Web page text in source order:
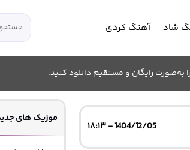
شاد آهنگ کردی
به‌صورت رایگان و مستقیم دانلود کنید.
1404/12/05 - ۱۸:۱۳
موزیک های